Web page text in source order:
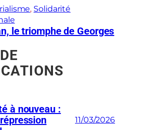
, Solidarité
le triomphe de Georges
à nouveau :
11/03/2026